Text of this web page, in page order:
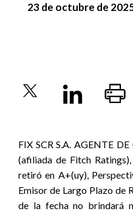
23 de octubre de
FIX SCR S.A. AGENTE
(afiliada de Fitch
retiró en A+(uy),
Emisor de Largo Plazo de
de la fecha no brindará